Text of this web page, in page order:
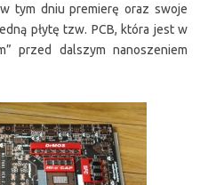
tym dniu premierę oraz swoje
płytę tzw. PCB, która jest w
przed dalszym nanoszeniem